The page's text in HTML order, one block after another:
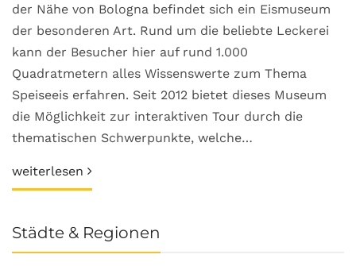
der Nähe von Bologna befindet sich ein Eismuseum
der besonderen Art. Rund um die beliebte Leckerei
kann der Besucher hier auf rund 1.000
Quadratmetern alles Wissenswerte zum Thema
Speiseeis erfahren. Seit 2012 bietet dieses Museum
die Möglichkeit zur interaktiven Tour durch die
thematischen Schwerpunkte, welche…
weiterlesen
Städte & Regionen